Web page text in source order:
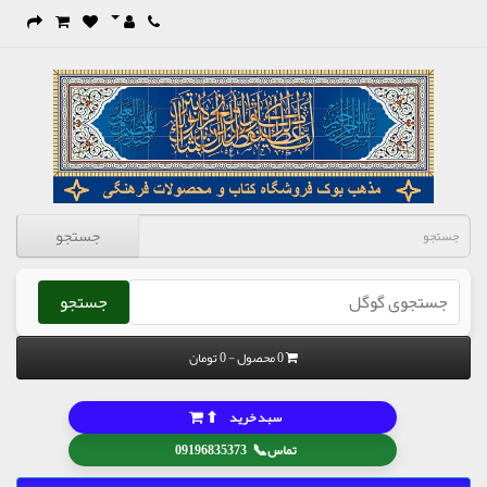
جستجو
جستجو
0 محصول - 0 تومان
تماس📞
09196835373
سبد خرید ⬆